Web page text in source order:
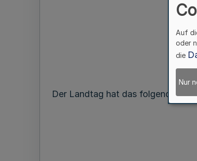
Der Landtag hat das folgende
Auf
oder
die
Nur